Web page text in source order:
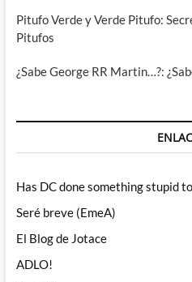
Pitufo Verde y Verde Pitufo:
Pitufos
¿Sabe George RR Martin…?:
Has DC done something stupid
Seré breve (EmeA)
El Blog de Jotace
ADLO!